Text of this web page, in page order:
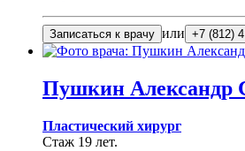
Записаться к врачу или +7 (812)
Пушкин Александр
Пластический хирург
Стаж 19 лет.